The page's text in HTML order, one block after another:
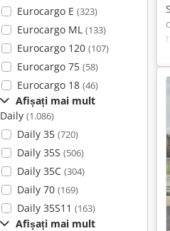
Eurocargo E (323)
Eurocargo ML (133)
Eurocargo 120 (107)
Eurocargo 75 (58)
Eurocargo 18 (46)
Afișați mai mult
Daily (1.086)
Daily 35 (720)
Daily 35S (506)
Daily 35C (304)
Daily 70 (169)
Daily 35S11 (163)
Afișați mai mult